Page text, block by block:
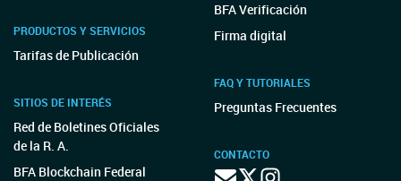
PRODUCTOS Y SERVICIOS
Tarifas de Publicación
SITIOS DE INTERÉS
Red de Boletines Oficiales
de la R. A.
BFA Blockchain Federal
BFA Verificación
Firma digital
FAQ Y TUTORIALES
Preguntas Frecuentes
CONTACTO